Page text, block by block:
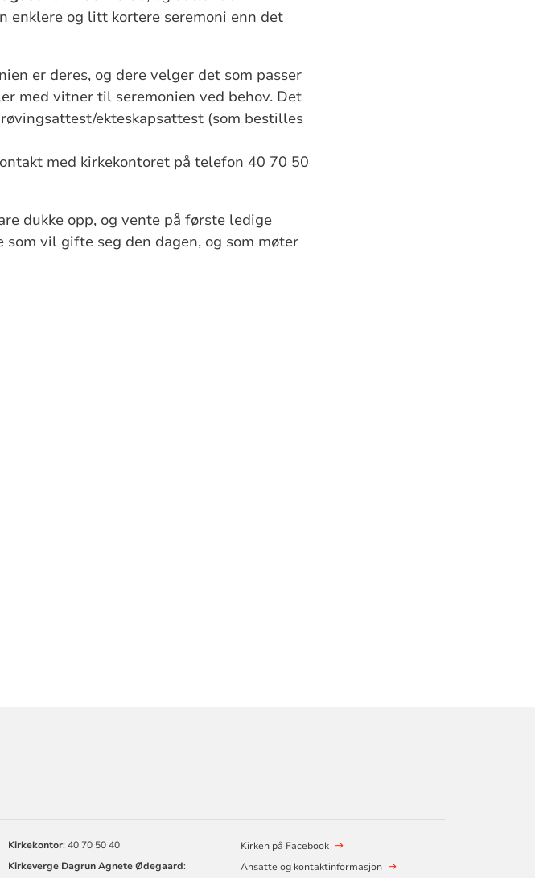
enklere og litt kortere seremoni enn det
er deres, og dere velger det som passer
med vitner til seremonien ved behov. Det
ekteskapsattest (som bestilles
med kirkekontoret på telefon 40 70 50
dukke opp, og vente på første ledige
vil gifte seg den dagen, og som møter
Kirkekontor: 40 70 50 40
Kirkeverge Dagrun Agnete Ødegaard:
Kirken på Facebook
Ansatte og kontaktinformasjon